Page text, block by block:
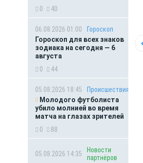
0
40
06.08.2026 01:00
Гороскоп
Гороскоп для всех знаков
зодиака на сегодня — 6
августа
0
44
05.08.2026 18:45
Происшествия
Молодого футболиста
убило молнией во время
матча на глазах зрителей
0
88
05.08.2026 14:35
Новости
партнёров